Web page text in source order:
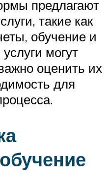
предлагают
такие как
обучение и
могут
оценить их
для